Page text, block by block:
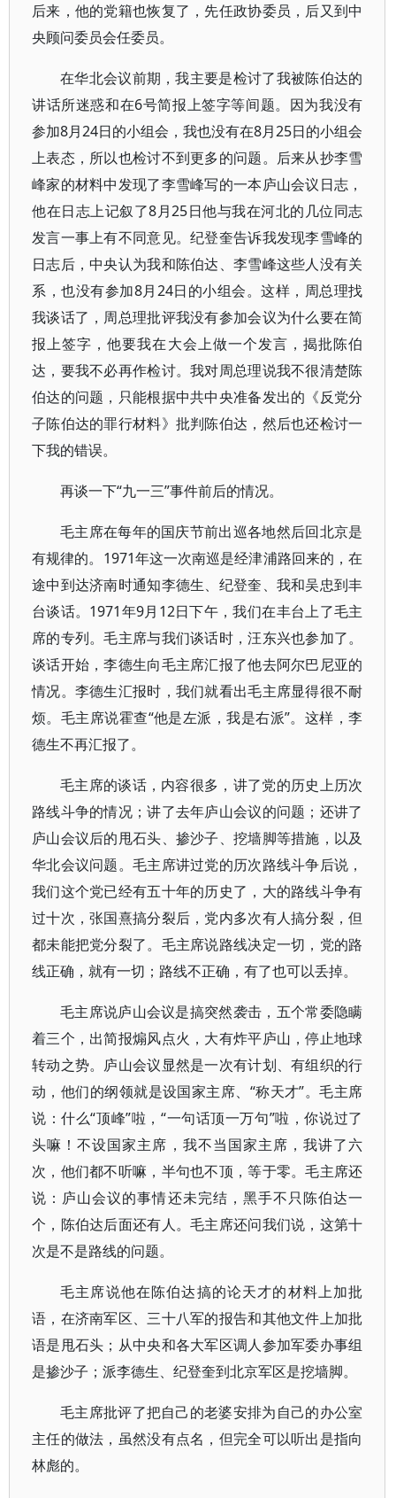
后来，他的党籍也恢复了，先任政协委员，后又到中
央顾问委员会任委员。
在华北会议前期，我主要是检讨了我被陈伯达的
讲话所迷惑和在6号简报上签字等间题。因为我没有
参加8月24日的小组会，我也没有在8月25日的小组会
上表态，所以也检讨不到更多的问题。后来从抄李雪
峰家的材料中发现了李雪峰写的一本庐山会议日志，
他在日志上记叙了8月25日他与我在河北的几位同志
发言一事上有不同意见。纪登奎告诉我发现李雪峰的
日志后，中央认为我和陈伯达、李雪峰这些人没有关
系，也没有参加8月24日的小组会。这样，周总理找
我谈话了，周总理批评我没有参加会议为什么要在简
报上签字，他要我在大会上做一个发言，揭批陈伯
达，要我不必再作检讨。我对周总理说我不很清楚陈
伯达的问题，只能根据中共中央准备发出的《反党分
子陈伯达的罪行材料》批判陈伯达，然后也还检讨一
下我的错误。
再谈一下“九一三”事件前后的情况。
毛主席在每年的国庆节前出巡各地然后回北京是
有规律的。1971年这一次南巡是经津浦路回来的，在
途中到达济南时通知李德生、纪登奎、我和吴忠到丰
台谈话。1971年9月12日下午，我们在丰台上了毛主
席的专列。毛主席与我们谈话时，汪东兴也参加了。
谈话开始，李德生向毛主席汇报了他去阿尔巴尼亚的
情况。李德生汇报时，我们就看出毛主席显得很不耐
烦。毛主席说霍查“他是左派，我是右派”。这样，李
德生不再汇报了。
毛主席的谈话，内容很多，讲了党的历史上历次
路线斗争的情况；讲了去年庐山会议的问题；还讲了
庐山会议后的甩石头、掺沙子、挖墙脚等措施，以及
华北会议问题。毛主席讲过党的历次路线斗争后说，
我们这个党已经有五十年的历史了，大的路线斗争有
过十次，张国熹搞分裂后，党内多次有人搞分裂，但
都未能把党分裂了。毛主席说路线决定一切，党的路
线正确，就有一切；路线不正确，有了也可以丢掉。
毛主席说庐山会议是搞突然袭击，五个常委隐瞒
着三个，出简报煽风点火，大有炸平庐山，停止地球
转动之势。庐山会议显然是一次有计划、有组织的行
动，他们的纲领就是设国家主席、“称天才”。毛主席
说：什么“顶峰”啦，“一句话顶一万句”啦，你说过了
头嘛！不设国家主席，我不当国家主席，我讲了六
次，他们都不听嘛，半句也不顶，等于零。毛主席还
说：庐山会议的事情还未完结，黑手不只陈伯达一
个，陈伯达后面还有人。毛主席还问我们说，这第十
次是不是路线的问题。
毛主席说他在陈伯达搞的论天才的材料上加批
语，在济南军区、三十八军的报告和其他文件上加批
语是甩石头；从中央和各大军区调人参加军委办事组
是掺沙子；派李德生、纪登奎到北京军区是挖墙脚。
毛主席批评了把自己的老婆安排为自己的办公室
主任的做法，虽然没有点名，但完全可以听出是指向
林彪的。